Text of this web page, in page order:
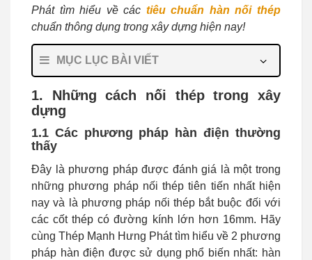
Phát tìm hiểu về các tiêu chuẩn hàn nối thép
chuẩn thông dụng trong xây dựng hiện nay!
MỤC LỤC BÀI VIẾT
1. Những cách nối thép trong xây
dựng
1.1 Các phương pháp hàn điện thường
thấy
Đây là phương pháp được đánh giá là một trong
những phương pháp nối thép tiên tiến nhất hiện
nay và là phương pháp nối thép bắt buộc đối với
các cốt thép có đường kính lớn hơn 16mm. Hãy
cùng Thép Mạnh Hưng Phát tìm hiểu về 2 phương
pháp hàn điện được sử dụng phổ biến nhất: hàn